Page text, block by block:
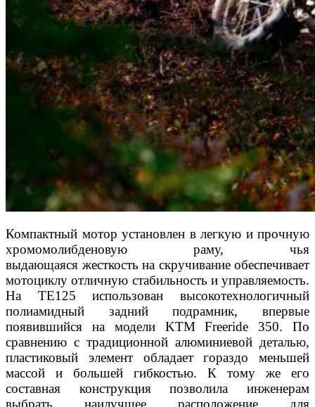
Компактный мотор установлен в легкую и прочную
хромомолибденовую раму, чья
выдающаяся жесткость на скручивание обеспечивает
мотоциклуотличную стабильность и управляемость.
На TE125использован высокотехнологичный
полиамидный задний подрамник, впервые
появившийся на модели KTM Freeride 350. По
сравнению с традиционной алюминиевой деталью,
пластиковый элемент обладаетгораздо меньшей
массой и большей гибкостью. К тому же его
составная конструкция позволила инженерам
выбрать наилучшее расположение для